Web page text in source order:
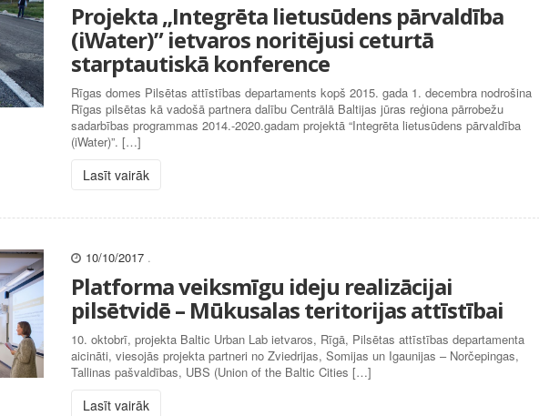
Projekta „Integrēta lietusūdens pārvaldība
(iWater)” ietvaros noritējusi ceturtā
starptautiskā konference
Rīgas domes Pilsētas attīstības departaments kopš 2015. gada 1. decembra nodrošina
Rīgas pilsētas kā vadošā partnera dalību Centrālā Baltijas jūras reģiona pārrobežu
sadarbības programmas 2014.-2020.gadam projektā “Integrēta lietusūdens pārvaldība
(iWater)”. […]
Lasīt vairāk
10/10/2017 .
Platforma veiksmīgu ideju realizācijai
pilsētvidē – Mūkusalas teritorijas attīstībai
10. oktobrī, projekta Baltic Urban Lab ietvaros, Rīgā, Pilsētas attīstības departamenta
aicināti, viesojās projekta partneri no Zviedrijas, Somijas un Igaunijas – Norčepingas,
Tallinas pašvaldības, UBS (Union of the Baltic Cities […]
Lasīt vairāk